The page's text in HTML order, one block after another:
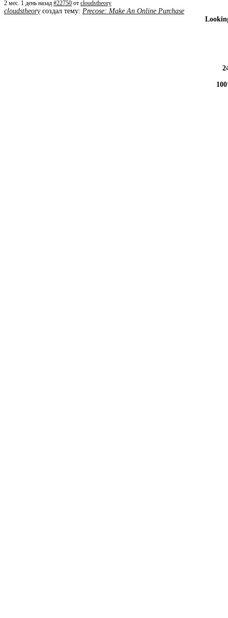
2 мес. 1 день назад #22750 от cloudstheory
cloudstheoryсоздал тему: Precose: Make An Online Purchase